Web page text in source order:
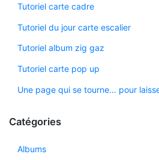
Tutoriel carte cadre
Tutoriel du jour carte escalier
Tutoriel album zig gaz
Tutoriel carte pop up
Une page qui se tourne… pour
Catégories
Albums